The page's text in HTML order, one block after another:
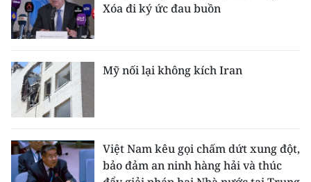
Xóa đi ký ức đau buồn
Mỹ nối lại không kích Iran
Việt Nam kêu gọi chấm dứt xung đột,
bảo đảm an ninh hàng hải và thúc